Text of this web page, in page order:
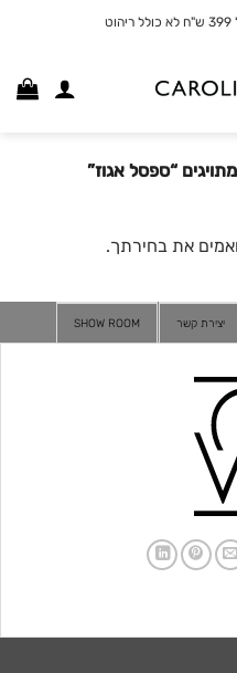
“ספסל אגוז”
את בחירתך.
יצירת קשר SHOW ROOM